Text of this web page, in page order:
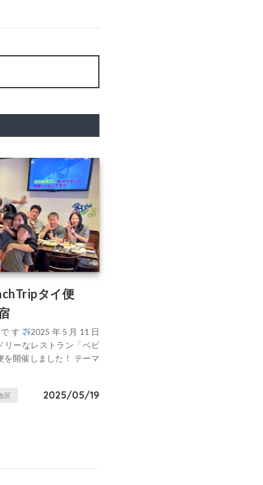
タイ便
す
2025年5月11日
リーなレストラン「ベビ
を開催しました！ テーマ
区 2025/05/19